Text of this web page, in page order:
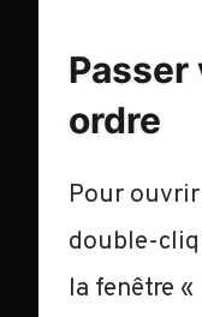
ordre
Pour
double-
la fenêtre